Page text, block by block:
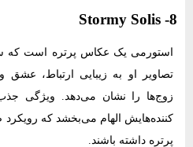
8- Stormy Solis
استورمی یک عکاس پرتره است که
تصاویر او به زیبایی ارتباط، عشق
زوج‌ها را نشان می‌دهد. ویژگی جذب
کننده‌هایش الهام می‌بخشد که
پرتره داشته باشند.